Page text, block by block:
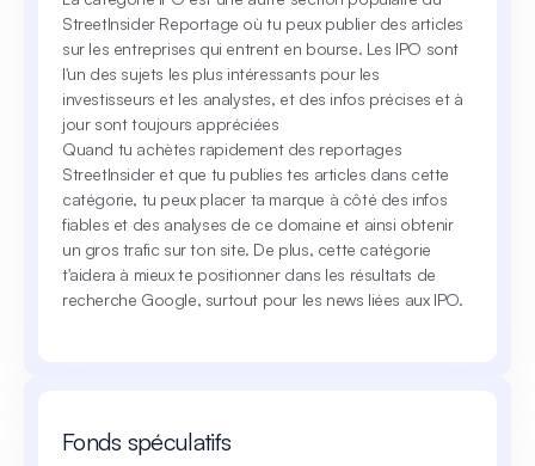
StreetInsider Reportage où tu peux publier des articles
sur les entreprises qui entrent en bourse. Les IPO sont
l'un des sujets les plus intéressants pour les
investisseurs et les analystes, et des infos précises et à
jour sont toujours appréciées
Quand tu achètes rapidement des reportages
StreetInsider et que tu publies tes articles dans cette
catégorie, tu peux placer ta marque à côté des infos
fiables et des analyses de ce domaine et ainsi obtenir
un gros trafic sur ton site. De plus, cette catégorie
t'aidera à mieux te positionner dans les résultats de
recherche Google, surtout pour les news liées aux IPO.
Fonds spéculatifs